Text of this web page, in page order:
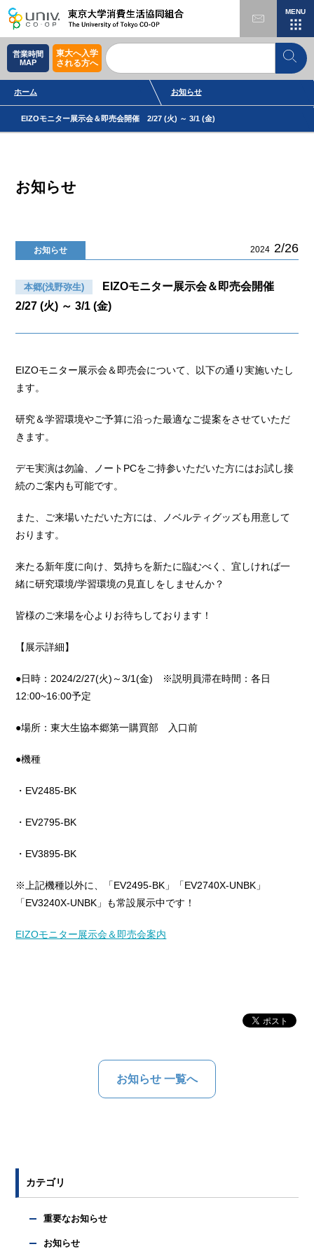
MENU
営業時間
MAP
東大へ入学
される方へ
ホーム お知らせ
EIZOモニター展示会＆即売会開催 2/27 (火) ～ 3/1 (金)
お知らせ
お知らせ 2024 2/26
本郷(浅野弥生)
EIZOモニター展示会＆即売会開催
2/27 (火) ～ 3/1 (金)
EIZOモニター展示会＆即売会について、以下の通り実施いたし
ます。
研究＆学習環境やご予算に沿った最適なご提案をさせていただ
きます。
デモ実演は勿論、ノートPCをご持参いただいた方にはお試し接
続のご案内も可能です。
また、ご来場いただいた方には、ノベルティグッズも用意して
おります。
来たる新年度に向け、気持ちを新たに臨むべく、宜しければ一
緒に研究環境/学習環境の見直しをしませんか？
皆様のご来場を心よりお待ちしております！
【展示詳細】
●日時：2024/2/27(火)～3/1(金) ※説明員滞在時間：各日
12:00~16:00予定
●場所：東大生協本郷第一購買部 入口前
●機種
・EV2485-BK
・EV2795-BK
・EV3895-BK
※上記機種以外に、「EV2495-BK」「EV2740X-UNBK」
「EV3240X-UNBK」も常設展示中です！
EIZOモニター展示会＆即売会案内
お知らせ 一覧へ
カテゴリ
重要なお知らせ
お知らせ